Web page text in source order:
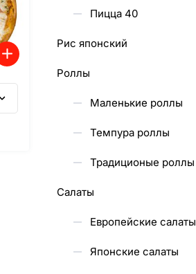
Пицца 40
Рис японский
Роллы
Маленькие роллы
Темпура роллы
Традиционые роллы
Салаты
Европейские салаты
Японские салаты